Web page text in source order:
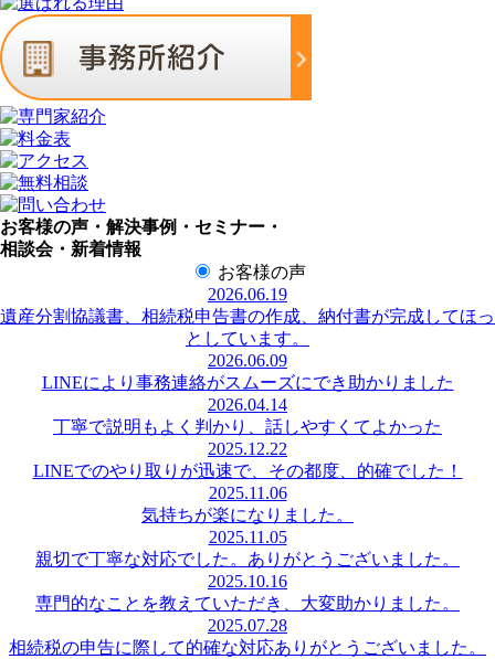
お客様の声・解決事例・セミナー・
相談会・新着情報
お客様の声
2026.06.19
遺産分割協議書、相続税申告書の作成、納付書が完成してほっ
としています。
2026.06.09
LINEにより事務連絡がスムーズにでき助かりました
2026.04.14
丁寧で説明もよく判かり、話しやすくてよかった
2025.12.22
LINEでのやり取りが迅速で、その都度、的確でした！
2025.11.06
気持ちが楽になりました。
2025.11.05
親切で丁寧な対応でした。ありがとうございました。
2025.10.16
専門的なことを教えていただき、大変助かりました。
2025.07.28
相続税の申告に際して的確な対応ありがとうございました。